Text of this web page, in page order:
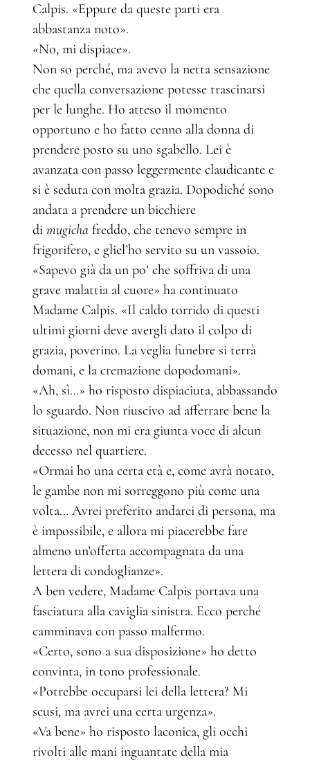
Calpis. «Eppure da queste parti era
abbastanza noto».
«No, mi dispiace».
Non so perché, ma avevo la netta sensazione
che quella conversazione potesse trascinarsi
per le lunghe. Ho atteso il momento
opportuno e ho fatto cenno alla donna di
prendere posto su uno sgabello. Lei è
avanzata con passo leggermente claudicante e
si è seduta con molta grazia. Dopodiché sono
andata a prendere un bicchiere
di mugicha freddo, che tenevo sempre in
frigorifero, e gliel’ho servito su un vassoio.
«Sapevo già da un po’ che soffriva di una
grave malattia al cuore» ha continuato
Madame Calpis. «Il caldo torrido di questi
ultimi giorni deve avergli dato il colpo di
grazia, poverino. La veglia funebre si terrà
domani, e la cremazione dopodomani».
«Ah, sì…» ho risposto dispiaciuta, abbassando
lo sguardo. Non riuscivo ad afferrare bene la
situazione, non mi era giunta voce di alcun
decesso nel quartiere.
«Ormai ho una certa età e, come avrà notato,
le gambe non mi sorreggono più come una
volta… Avrei preferito andarci di persona, ma
è impossibile, e allora mi piacerebbe fare
almeno un’offerta accompagnata da una
lettera di condoglianze».
A ben vedere, Madame Calpis portava una
fasciatura alla caviglia sinistra. Ecco perché
camminava con passo malfermo.
«Certo, sono a sua disposizione» ho detto
convinta, in tono professionale.
«Potrebbe occuparsi lei della lettera? Mi
scusi, ma avrei una certa urgenza».
«Va bene» ho risposto laconica, gli occhi
rivolti alle mani inguantate della mia